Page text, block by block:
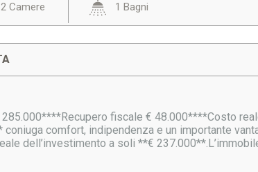
2 Camere 1 Bagni
fiscale € 48.000****Costo
coniuga comfort, indipendenza e un importante
dell’investimento a soli **€